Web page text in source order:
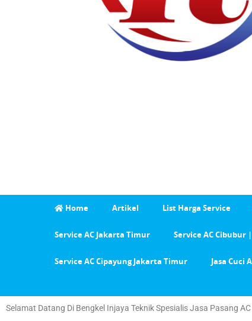
Home Artikel List Harga Service
Service AC Jakarta Timur Service AC Cibubur |
Service AC Cipayung Jakarta Timur Jasa Cuci
Selamat Datang Di Bengkel Injaya Teknik Spesialis Jasa Pasang